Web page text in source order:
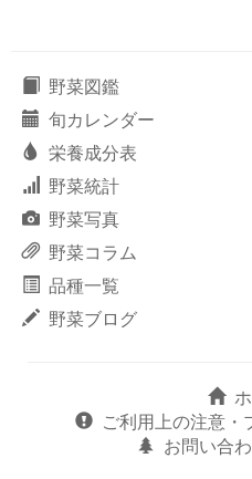
野菜図鑑
旬カレンダー
栄養成分表
野菜統計
野菜写真
野菜コラム
品種一覧
野菜ブログ
ご利用上の注意・
お問い合